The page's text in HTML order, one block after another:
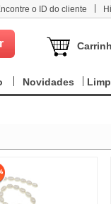
o ID do cliente
Novidades